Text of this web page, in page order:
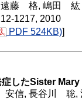
遠藤 格, 嶋田 紘
1217, 2010
PDF 524KB)]
症したSister
信, 長谷川 聡